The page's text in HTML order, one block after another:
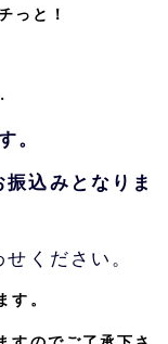
っと！
。
込みとなりま
ください。
す。